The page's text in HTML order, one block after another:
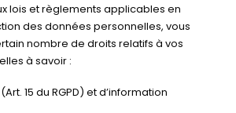
lois et règlements applicables en
des données personnelles, vous
nombre de droits relatifs à vos
à savoir :
15 du RGPD) et d’information